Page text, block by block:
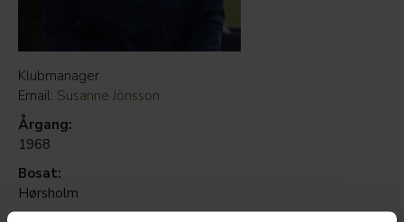
Klubmanager
Email: Susanne Jönsson
Årgang:
1968
Bosat:
Hørsholm